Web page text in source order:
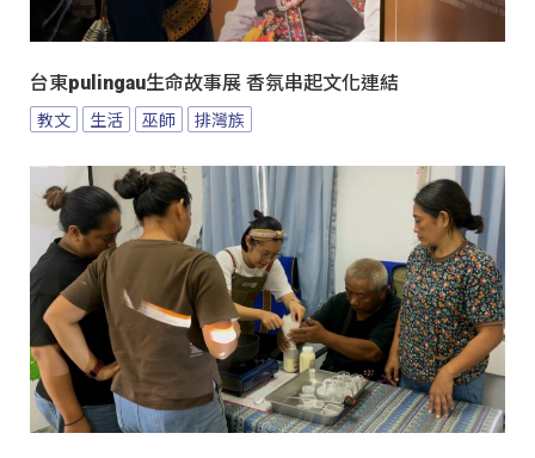
台東pulingau生命故事展 香氛串起文化連結
教文 生活 巫師 排灣族